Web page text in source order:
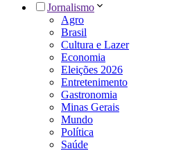
Jornalismo
Agro
Brasil
Cultura e Lazer
Economia
Eleições 2026
Entretenimento
Gastronomia
Minas Gerais
Mundo
Política
Saúde